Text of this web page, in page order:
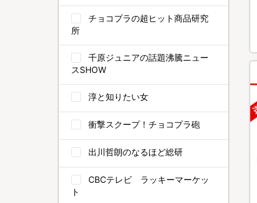
チョコプラの超ヒット商品研究
所
千原ジュニアの話題沸騰ニュー
スSHOW
淳と知りたい女
衝撃スクープ！チョコプラ砲
出川哲朗のなるほど総研
CBCテレビ ラッキーマーケッ
ト